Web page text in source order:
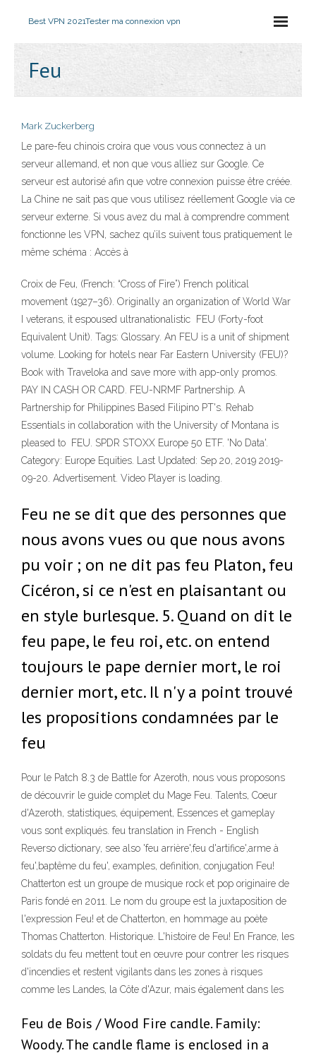
Best VPN 2021Tester ma connexion vpn
Feu
Mark Zuckerberg
Le pare-feu chinois croira que vous vous connectez à un
serveur allemand, et non que vous alliez sur Google. Ce
serveur est autorisé afin que votre connexion puisse être créée.
La Chine ne sait pas que vous utilisez réellement Google via ce
serveur externe. Si vous avez du mal à comprendre comment
fonctionne les VPN, sachez qu’ils suivent tous pratiquement le
même schéma : Accès à
Croix de Feu, (French: “Cross of Fire”) French political
movement (1927–36). Originally an organization of World War
I veterans, it espoused ultranationalistic FEU (Forty-foot
Equivalent Unit). Tags: Glossary. An FEU is a unit of shipment
volume. Looking for hotels near Far Eastern University (FEU)?
Book with Traveloka and save more with app-only promos.
PAY IN CASH OR CARD. FEU-NRMF Partnership. A
Partnership for Philippines Based Filipino PT's. Rehab
Essentials in collaboration with the University of Montana is
pleased to FEU. SPDR STOXX Europe 50 ETF. 'No Data'.
Category: Europe Equities. Last Updated: Sep 20, 2019 2019-
09-20. Advertisement. Video Player is loading.
Feu ne se dit que des personnes que
nous avons vues ou que nous avons
pu voir ; on ne dit pas feu Platon, feu
Cicéron, si ce n'est en plaisantant ou
en style burlesque. 5. Quand on dit le
feu pape, le feu roi, etc. on entend
toujours le pape dernier mort, le roi
dernier mort, etc. Il n'y a point trouvé
les propositions condamnées par le
feu
Pour le Patch 8.3 de Battle for Azeroth, nous vous proposons
de découvrir le guide complet du Mage Feu. Talents, Coeur
d'Azeroth, statistiques, équipement, Essences et gameplay
vous sont expliqués. feu translation in French - English
Reverso dictionary, see also 'feu arrière',feu d'artifice',arme à
feu',baptême du feu', examples, definition, conjugation Feu!
Chatterton est un groupe de musique rock et pop originaire de
Paris fondé en 2011. Le nom du groupe est la juxtaposition de
l'expression Feu! et de Chatterton, en hommage au poète
Thomas Chatterton. Historique. L'histoire de Feu! En France, les
soldats du feu mettent tout en œuvre pour contrer les risques
d'incendies et restent vigilants dans les zones à risques
comme les Landes, la Côte d'Azur, mais également dans les
Feu de Bois / Wood Fire candle. Family:
Woody. The candle flame is enclosed in a